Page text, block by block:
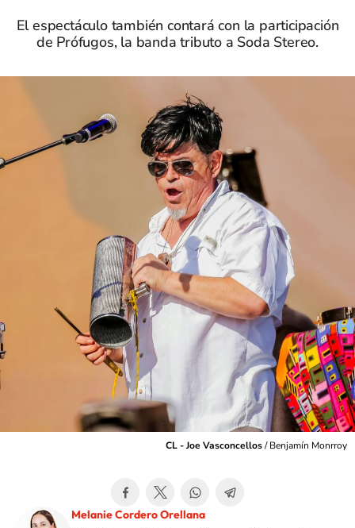
El espectáculo también contará con la participación
de Prófugos, la banda tributo a Soda Stereo.
CL - Joe Vasconcellos/Benjamín Monrroy
Melanie Cordero Orellana